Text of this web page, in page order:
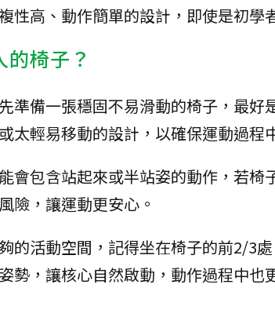
性高、動作簡單的設計，即使是初學
椅子？
準備一張穩固不易滑動的椅子，最好
太輕易移動的設計，以確保運動過程
會包含站起來或半站姿的動作，若椅
險，讓運動更安心。
的活動空間，記得坐在椅子的前2/3
勢，讓核心自然啟動，動作過程中也